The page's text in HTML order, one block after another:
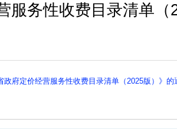
服务性收费目录清单
府定价经营服务性收费目录清单（2025版）》的